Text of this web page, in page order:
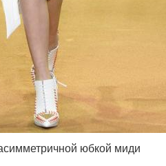
юбкой миди